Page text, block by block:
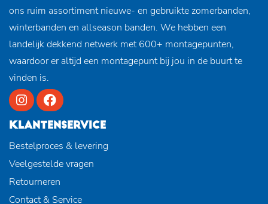
ons ruim assortiment nieuwe- en gebruikte zomerbanden,
winterbanden en allseason banden. We hebben een
landelijk dekkend netwerk met 600+ montagepunten,
waardoor er altijd een montagepunt bij jou in de buurt te
vinden is.
KLANTENSERVICE
Bestelproces & levering
Veelgestelde vragen
Retourneren
Contact & Service